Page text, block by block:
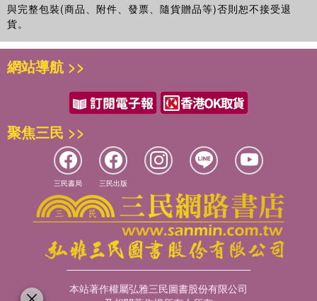
與完整包裝(商品、附件、發票、隨貨贈品等)否則恕不接受退
貨。
網站導航 >>
聚焦三民 >>
三民書局 三民出版
本站著作權屬弘雅三民圖書股份有限公司